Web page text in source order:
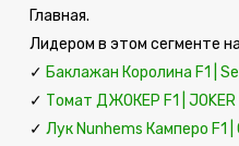
Главная.
Лидером в этом сегменте
✓ Баклажан Королина F1 |
✓ Томат ДЖОКЕР F1 | JOKER
✓ Лук Nunhems Камперо F1 |